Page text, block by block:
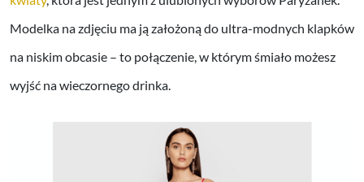
Modelka na zdjęciu ma ją założoną do ultra-modnych klapków
na niskim obcasie – to połączenie, w którym śmiało możesz
wyjść na wieczornego drinka.